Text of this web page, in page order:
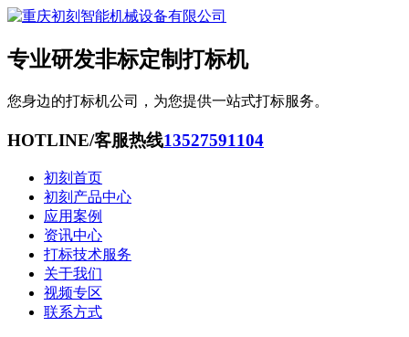
专业研发非标定制打标机
您身边的打标机公司，为您提供一站式打标服务。
HOTLINE/客服热线13527591104
初刻首页
初刻产品中心
应用案例
资讯中心
打标技术服务
关于我们
视频专区
联系方式